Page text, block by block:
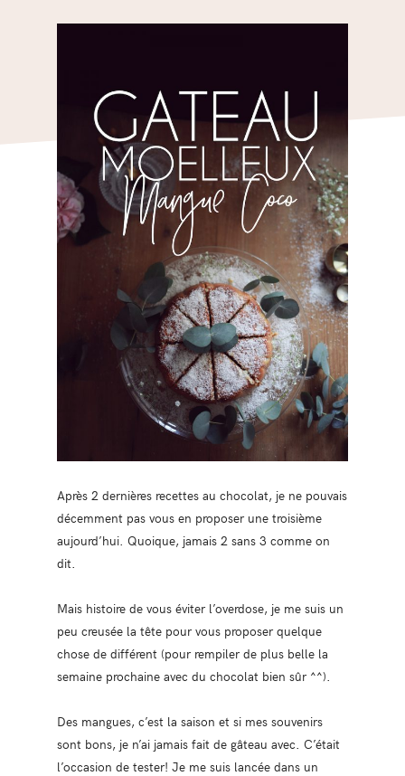
Après 2 dernières recettes au chocolat, je ne pouvais
décemment pas vous en proposer une troisième
aujourd’hui. Quoique, jamais 2 sans 3 comme on
dit.
Mais histoire de vous éviter l’overdose, je me suis un
peu creusée la tête pour vous proposer quelque
chose de différent (pour rempiler de plus belle la
semaine prochaine avec du chocolat bien sûr ^^).
Des mangues, c’est la saison et si mes souvenirs
sont bons, je n’ai jamais fait de gâteau avec. C’était
l’occasion de tester! Je me suis lancée dans un